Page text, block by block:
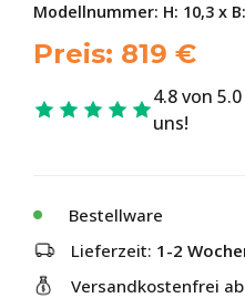
Modellnummer: H: 10,3 x
Preis: 819 €
4.8 von
uns!
Bestellware
Lieferzeit: 1-2
Versandkostenfrei